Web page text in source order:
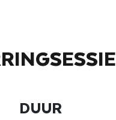
DUUR